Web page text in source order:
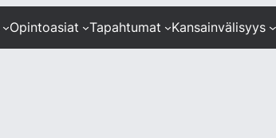
Opintoasiat Tapahtumat Kansainvälisyys